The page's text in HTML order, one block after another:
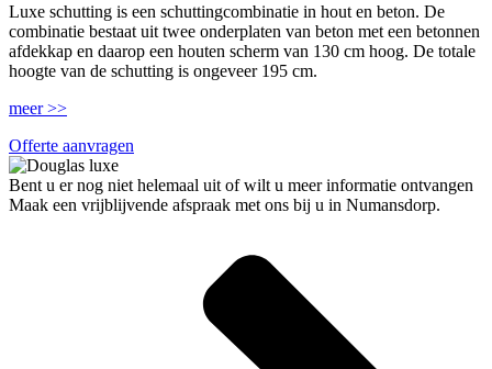
Luxe schutting is een schuttingcombinatie in hout en beton. De
combinatie bestaat uit twee onderplaten van beton met een betonnen
afdekkap en daarop een houten scherm van 130 cm hoog. De totale
hoogte van de schutting is ongeveer 195 cm.
meer >>
Offerte aanvragen
Bent u er nog niet helemaal uit of wilt u meer informatie ontvangen
Maak een vrijblijvende afspraak met ons bij u in Numansdorp.